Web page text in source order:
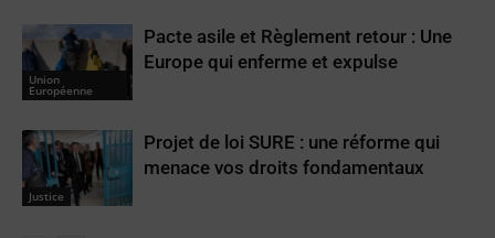
Union
Européenne
Pacte asile et Règlement retour : Une
Europe qui enferme et expulse
Justice
Projet de loi SURE : une réforme qui
menace vos droits fondamentaux